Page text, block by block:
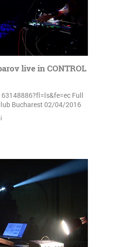
live in CONTROL
Full
Bucharest 02/04/2016